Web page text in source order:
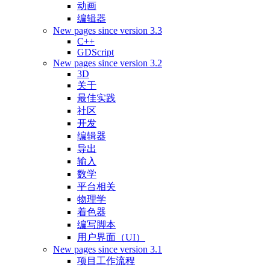
动画
编辑器
New pages since version 3.3
C++
GDScript
New pages since version 3.2
3D
关于
最佳实践
社区
开发
编辑器
导出
输入
数学
平台相关
物理学
着色器
编写脚本
用户界面（UI）
New pages since version 3.1
项目工作流程